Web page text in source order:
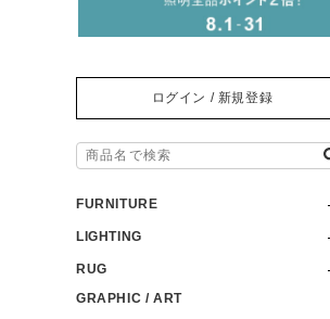
ログイン / 新規登録
FURNITURE
LIGHTING
RUG
GRAPHIC / ART